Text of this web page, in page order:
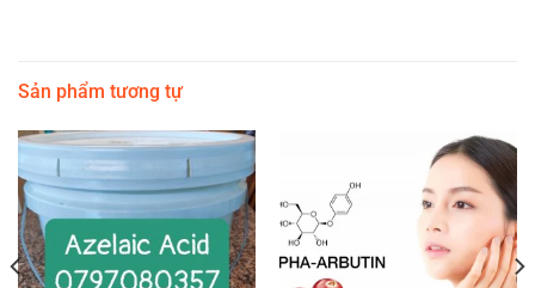
Sản phẩm tương tự